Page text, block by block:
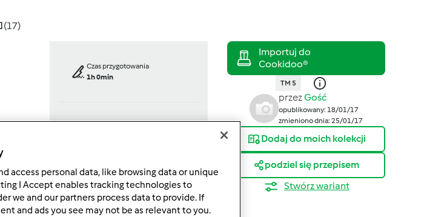
(17)
Czas przygotowania
1h 0min
porcja/porcje/porcji
8kawałek/kawałki/kawałków
TM 5
przezGość
opublikowany: 18/01/17
zmieniono dnia: 25/01/17
Dodaj do moich kolekcji
podziel się przepisem
Stwórz wariant
access personal data, like browsing data or unique
I Accept enables tracking technologies to
we and our partners process data to provide. If
and ads you see may not be as relevant to you.